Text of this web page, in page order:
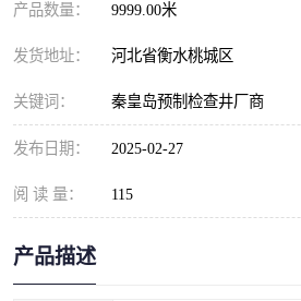
产品数量： 9999.00米
发货地址： 河北省衡水桃城区
关键词： 秦皇岛预制检查井厂商
发布日期： 2025-02-27
阅 读 量： 115
产品描述